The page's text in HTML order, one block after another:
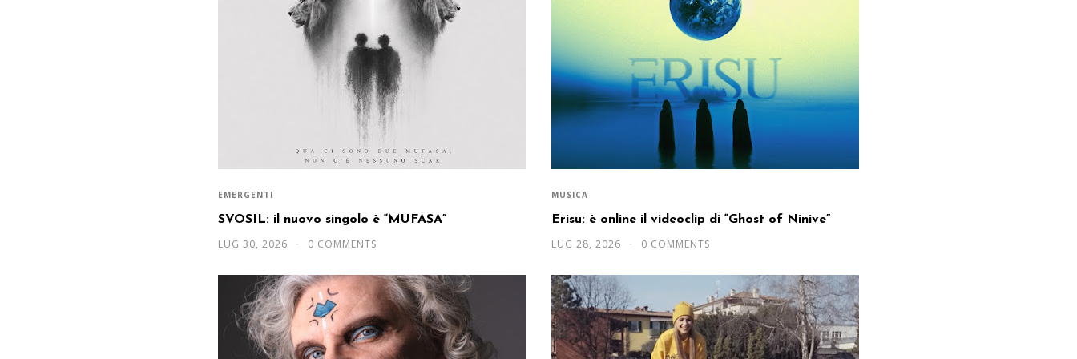
EMERGENTI
SVOSIL: il nuovo singolo è “MUFASA”
LUG 30, 2026 0 COMMENTS
MUSICA
Erisu: è online il videoclip di “Ghost of Ninive”
LUG 28, 2026 0 COMMENTS